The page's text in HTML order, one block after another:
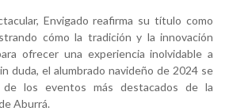
Envigado reafirma su título como
cómo la tradición y la innovación
ofrecer una experiencia inolvidable a
duda, el alumbrado navideño de 2024 se
de los eventos más destacados de la
Aburrá.